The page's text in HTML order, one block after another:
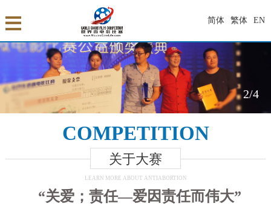
简体 繁体 EN
2/4
COMPETITION
关于大赛
LEARN MORE ABOUT ANTIABORTION
“关爱；责任—爱因责任而伟大”